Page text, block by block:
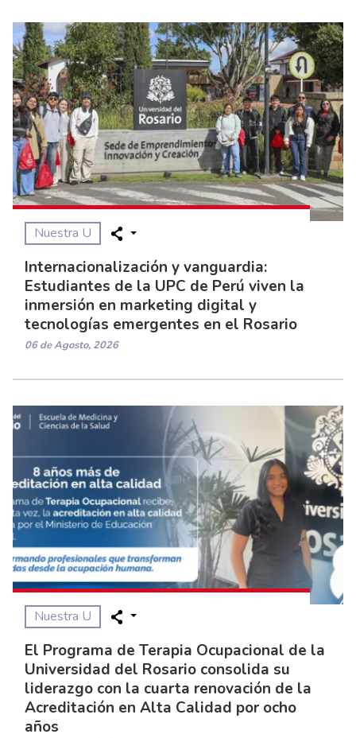
Nuestra U
Internacionalización y vanguardia:
Estudiantes de la UPC de Perú viven la
inmersión en marketing digital y
tecnologías emergentes en el Rosario
06 de Agosto, 2026
Nuestra U
El Programa de Terapia Ocupacional de la
Universidad del Rosario consolida su
liderazgo con la cuarta renovación de la
Acreditación en Alta Calidad por ocho
años